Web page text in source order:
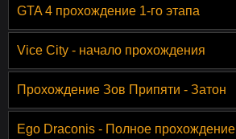
GTA 4 прохождение 1-го этапа
Vice City - начало прохождения
Прохождение Зов Припяти - Затон
Ego Draconis - Полное прохождение